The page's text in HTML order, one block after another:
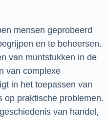
mensen geprobeerd
en te beheersen.
van muntstukken in de
van complexe
in het toepassen van
op praktische problemen.
van handel,